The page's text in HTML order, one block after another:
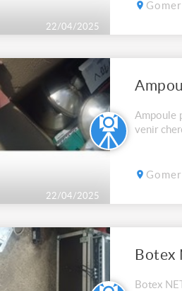
22/04/2025
Gomer
22/04/2025
Ampoule
venir
Gomer
Botex
Botex